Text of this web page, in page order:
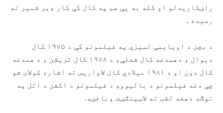
راښکاریدلو او کله به یې هم په کال کې کار ډیر شمیر ته
رسیده .
د بچن د اویایمې لسیزې په فیلمونو کې د ۱۹۷۵ کال
دیوال ، دهمدغه کال شعلې، د ۱۹۷۸ کال تریشن ، د همدغه
کال دون او د ۱۹۸۱ میلادي کال لاواریس ته اشاره کولای شو
چې دغه فیلمونو د بالیووډ د فیلمونو د اکشن د اتل په
توګه دهغه لقب ته لاټینګښت وباخښه.